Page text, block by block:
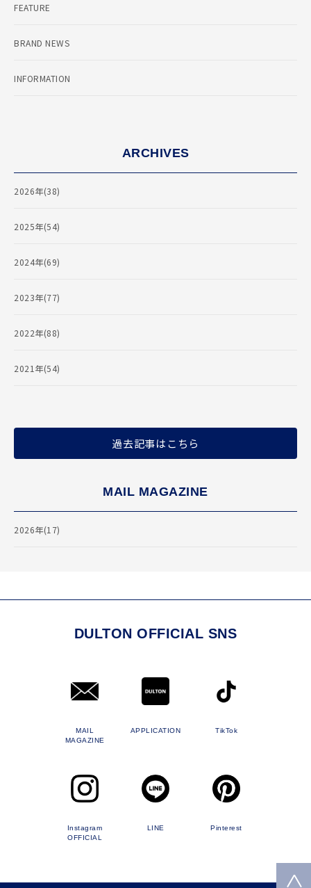
FEATURE
BRAND NEWS
INFORMATION
ARCHIVES
2026年(38)
2025年(54)
2024年(69)
2023年(77)
2022年(88)
2021年(54)
過去記事はこちら
MAIL MAGAZINE
2026年(17)
DULTON OFFICIAL SNS
MAIL
MAGAZINE
APPLICATION TikTok
Instagram
OFFICIAL
LINE Pinterest